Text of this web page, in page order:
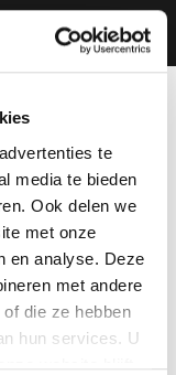
te
media te bieden
Ook delen we
met onze
en analyse. Deze
met andere
die ze hebben
hun services. U